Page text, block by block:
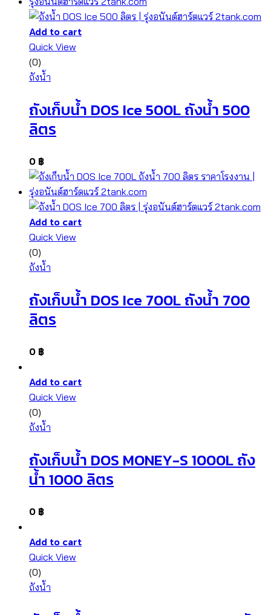
Add to cart
Quick View
(0)
ถังน้ำ
ถังเก็บน้ำ DOS Ice 500L ถังน้ำ 500
ลิตร
0 ฿
Add to cart
Quick View
(0)
ถังน้ำ
ถังเก็บน้ำ DOS Ice 700L ถังน้ำ 700
ลิตร
0 ฿
Add to cart
Quick View
(0)
ถังน้ำ
ถังเก็บน้ำ DOS MONEY-S 1000L ถัง
น้ำ 1000 ลิตร
0 ฿
Add to cart
Quick View
(0)
ถังน้ำ